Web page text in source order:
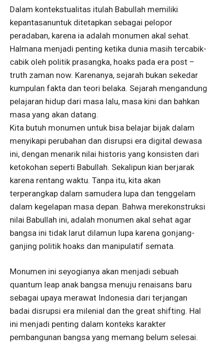
Dalam kontekstualitas itulah Babullah memiliki
kepantasanuntuk ditetapkan sebagai pelopor
peradaban, karena ia adalah monumen akal sehat.
Halmana menjadi penting ketika dunia masih tercabik-
cabik oleh politik prasangka, hoaks pada era post –
truth zaman now. Karenanya, sejarah bukan sekedar
kumpulan fakta dan teori belaka. Sejarah mengandung
pelajaran hidup dari masa lalu, masa kini dan bahkan
masa yang akan datang.
Kita butuh monumen untuk bisa belajar bijak dalam
menyikapi perubahan dan disrupsi era digital dewasa
ini, dengan menarik nilai historis yang konsisten dari
ketokohan seperti Babullah. Sekalipun kian berjarak
karena rentang waktu. Tanpa itu, kita akan
terperangkap dalam samudera lupa dan tenggelam
dalam kegelapan masa depan. Bahwa merekonstruksi
nilai Babullah ini, adalah monumen akal sehat agar
bangsa ini tidak larut dilamun lupa karena gonjang-
ganjing politik hoaks dan manipulatif semata.
Monumen ini seyogianya akan menjadi sebuah
quantum leap anak bangsa menuju renaisans baru
sebagai upaya merawat Indonesia dari terjangan
badai disrupsi era milenial dan the great shifting. Hal
ini menjadi penting dalam konteks karakter
pembangunan bangsa yang memang belum selesai.